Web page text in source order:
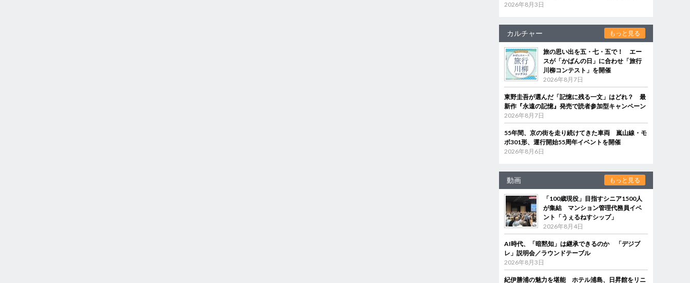
2026年8月3日
カルチャー もっと見る
旅の思い出を五・七・五で！ エー
スが「かばんの日」に合わせ「旅行
川柳コンテスト」を開催
2026年8月7日
東野圭吾が選んだ「記憶に残る一文」はどれ？ 最
新作『永遠の記憶』発売で読者参加型キャンペーン
2026年8月7日
55年間、京の街を走り続けてきた車両 嵐山線・モ
ボ301形、運行開始55周年イベントを開催
2026年8月6日
動画 もっと見る
「100歳現役」目指すシニア1500人
が集結 マンション管理代務員イベ
ント「うぇるねすシップ」
2026年8月4日
AI時代、「暗黙知」は継承できるのか 「デジブ
レ」説明会／ラウンドテーブル
2026年8月3日
紀伊勝浦の魅力を堪能 ホテル浦島、日昇館をリニ